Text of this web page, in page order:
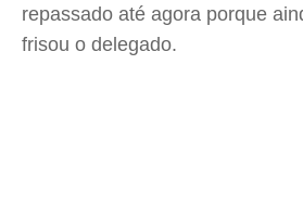
repassado até agora porque
frisou o delegado.